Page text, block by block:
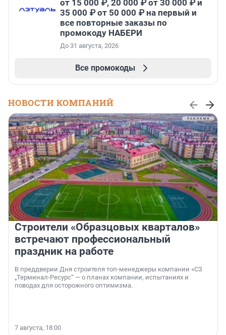
от 15 000 ₽, 20 000 ₽ от 30 000 ₽ и
35 000 ₽ от 50 000 ₽ на первый и
все повторные заказы по
промокоду НАБЕРИ
До 31 августа, 2026
Все промокоды
НОВОСТИ КОМПАНИЙ
Строители «Образцовых кварталов»
встречают профессиональный
праздник на работе
В преддверии Дня строителя топ-менеджеры компании «СЗ
„Терминал-Ресурс“ — о планах компании, испытаниях и
поводах для осторожного оптимизма.
7 августа, 18:00